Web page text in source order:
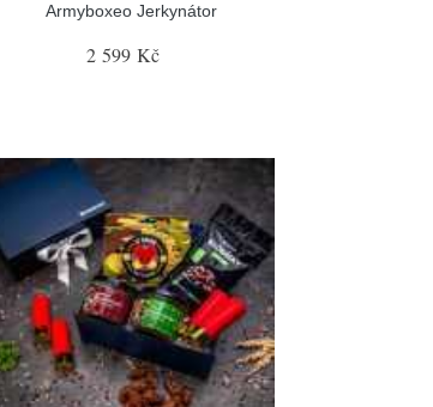
Armyboxeo Jerkynátor
2 599 Kč